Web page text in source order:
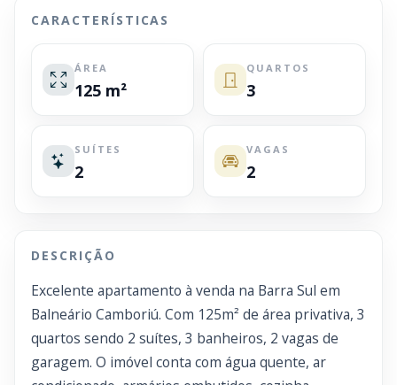
CARACTERÍSTICAS
ÁREA
125 m²
QUARTOS
3
SUÍTES
2
VAGAS
2
DESCRIÇÃO
Excelente apartamento à venda na Barra Sul em
Balneário Camboriú. Com 125m² de área privativa, 3
quartos sendo 2 suítes, 3 banheiros, 2 vagas de
garagem. O imóvel conta com água quente, ar